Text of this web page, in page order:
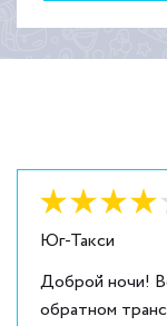
Юг-Такси
Оценка: 4
Доброй ночи!
обратном